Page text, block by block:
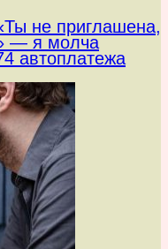
не приглашена,
— я молча
автоплатежа